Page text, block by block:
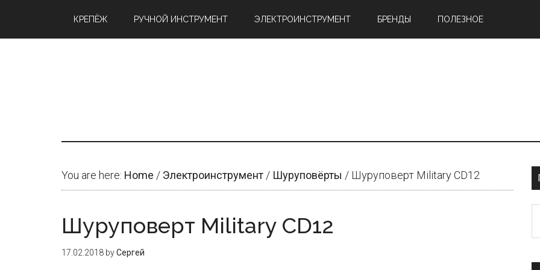
КРЕПЁЖ РУЧНОЙ ИНСТРУМЕНТ ЭЛЕКТРОИНСТРУМЕНТ БРЕНДЫ ПОЛЕЗНОЕ
You are here: Home / Электроинструмент / Шуруповёрты / Шуруповерт Military CD12
Шуруповерт Military CD12
17.02.2018 byСергей
...